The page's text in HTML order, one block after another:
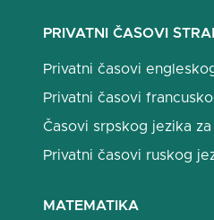
PRIVATNI ČASOVI
Privatni časovi
Privatni časovi
Časovi srpskog jezika
Privatni časovi ruskog
MATEMATIKA